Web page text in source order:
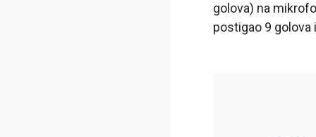
golova) na
postigao 9